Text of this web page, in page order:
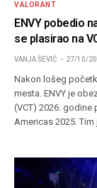
VALORANT
ENVY pobedio
se plasirao na
VANJA ŠEVIĆ 27/10/
Nakon lošeg
mesta. ENVY je
(VCT) 2026. godine
Americas 2025.